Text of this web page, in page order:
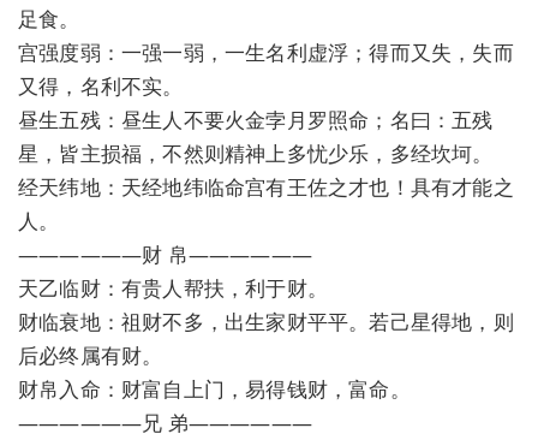
足食。
宫强度弱：一强一弱，一生名利虚浮；得而又失，失而
又得，名利不实。
昼生五残：昼生人不要火金孛月罗照命；名曰：五残
星，皆主损福，不然则精神上多忧少乐，多经坎坷。
经天纬地：天经地纬临命宫有王佐之才也！具有才能之
人。
——————财 帛——————
天乙临财：有贵人帮扶，利于财。
财临衰地：祖财不多，出生家财平平。若己星得地，则
后必终属有财。
财帛入命：财富自上门，易得钱财，富命。
——————兄 弟——————